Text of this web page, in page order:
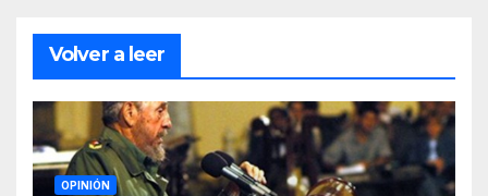
Volver a leer
OPINIÓN